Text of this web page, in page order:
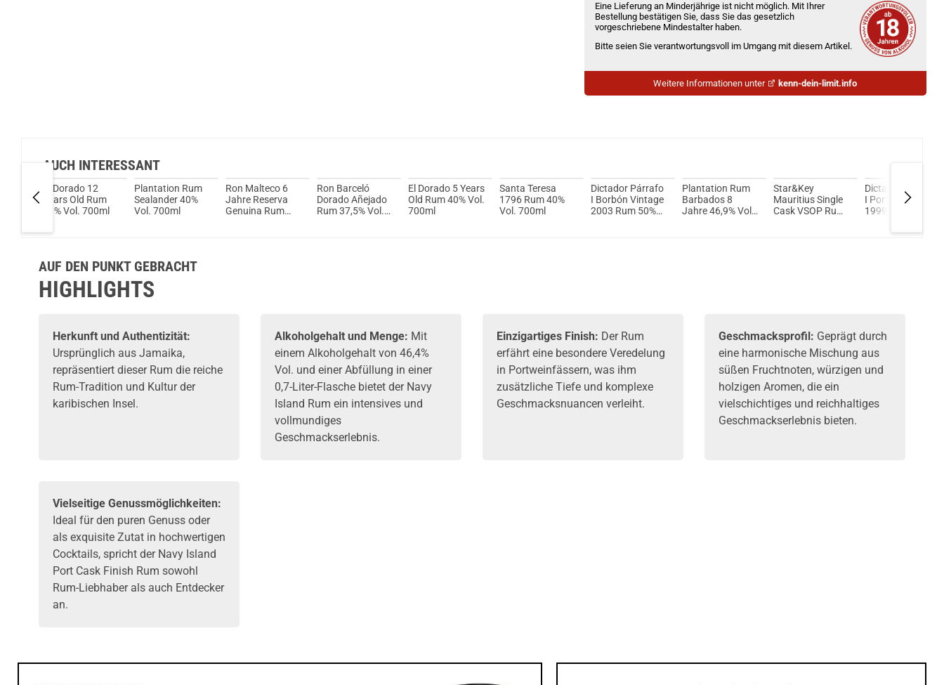
Eine Lieferung an Minderjährige ist nicht möglich. Mit Ihrer
Bestellung bestätigen Sie, dass Sie das gesetzlich
vorgeschriebene Mindestalter haben.
Bitte seien Sie verantwortungsvoll im Umgang mit diesem Artikel.
Weitere Informationen unter kenn-dein-limit.info
AUCH INTERESSANT
El Dorado 12
Years Old Rum
40% Vol. 700ml
Plantation Rum
Sealander 40%
Vol. 700ml
Ron Malteco 6
Jahre Reserva
Genuina Rum
Ron Barceló
Dorado Añejado
Rum 37,5% Vol.
El Dorado 5 Years
Old Rum 40% Vol.
700ml
Santa Teresa
1796 Rum 40%
Vol. 700ml
Dictador Párrafo
I Borbón Vintage
2003 Rum 50%
Plantation Rum
Barbados 8
Jahre 46,9% Vol.
Star&Key
Mauritius Single
Cask VSOP Rum
Dictador Episodio
I Port Casks
1999/2021 Rum
AUF DEN PUNKT GEBRACHT
HIGHLIGHTS
Herkunft und Authentizität:
Ursprünglich aus Jamaika,
repräsentiert dieser Rum die reiche
Rum-Tradition und Kultur der
karibischen Insel.
Alkoholgehalt und Menge: Mit
einem Alkoholgehalt von 46,4%
Vol. und einer Abfüllung in einer
0,7-Liter-Flasche bietet der Navy
Island Rum ein intensives und
vollmundiges
Geschmackserlebnis.
Einzigartiges Finish: Der Rum
erfährt eine besondere Veredelung
in Portweinfässern, was ihm
zusätzliche Tiefe und komplexe
Geschmacksnuancen verleiht.
Geschmacksprofil: Geprägt durch
eine harmonische Mischung aus
süßen Fruchtnoten, würzigen und
holzigen Aromen, die ein
vielschichtiges und reichhaltiges
Geschmackserlebnis bieten.
Vielseitige Genussmöglichkeiten:
Ideal für den puren Genuss oder
als exquisite Zutat in hochwertigen
Cocktails, spricht der Navy Island
Port Cask Finish Rum sowohl
Rum-Liebhaber als auch Entdecker
an.